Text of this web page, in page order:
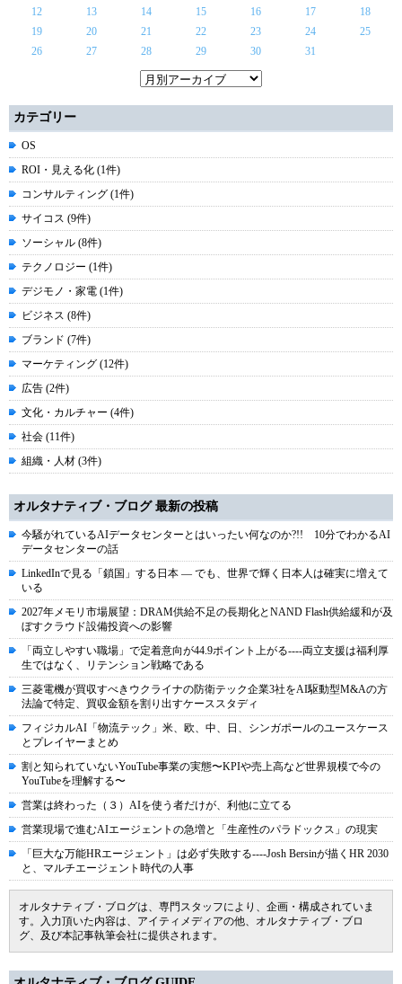
12
13 14 15 16 17
18
19
20 21 22 23 24
25
26
27 28 29 30 31
カテゴリー
OS
ROI・見える化 (1件)
コンサルティング (1件)
サイコス (9件)
ソーシャル (8件)
テクノロジー (1件)
デジモノ・家電 (1件)
ビジネス (8件)
ブランド (7件)
マーケティング (12件)
広告 (2件)
文化・カルチャー (4件)
社会 (11件)
組織・人材 (3件)
オルタナティブ・ブログ 最新の投稿
今騒がれているAIデータセンターとはいったい何なのか?!! 10分でわかるAI
データセンターの話
LinkedInで見る「鎖国」する日本 ― でも、世界で輝く日本人は確実に増えて
いる
2027年メモリ市場展望：DRAM供給不足の長期化とNAND Flash供給緩和が及
ぼすクラウド設備投資への影響
「両立しやすい職場」で定着意向が44.9ポイント上がる----両立支援は福利厚
生ではなく、リテンション戦略である
三菱電機が買収すべきウクライナの防衛テック企業3社をAI駆動型M&Aの方
法論で特定、買収金額を割り出すケーススタディ
フィジカルAI「物流テック」米、欧、中、日、シンガポールのユースケース
とプレイヤーまとめ
割と知られていないYouTube事業の実態〜KPIや売上高など世界規模で今の
YouTubeを理解する〜
営業は終わった（３）AIを使う者だけが、利他に立てる
営業現場で進むAIエージェントの急増と「生産性のパラドックス」の現実
「巨大な万能HRエージェント」は必ず失敗する----Josh Bersinが描くHR 2030
と、マルチエージェント時代の人事
オルタナティブ・ブログは、専門スタッフにより、企画・構成されていま
す。入力頂いた内容は、アイティメディアの他、オルタナティブ・ブロ
グ、及び本記事執筆会社に提供されます。